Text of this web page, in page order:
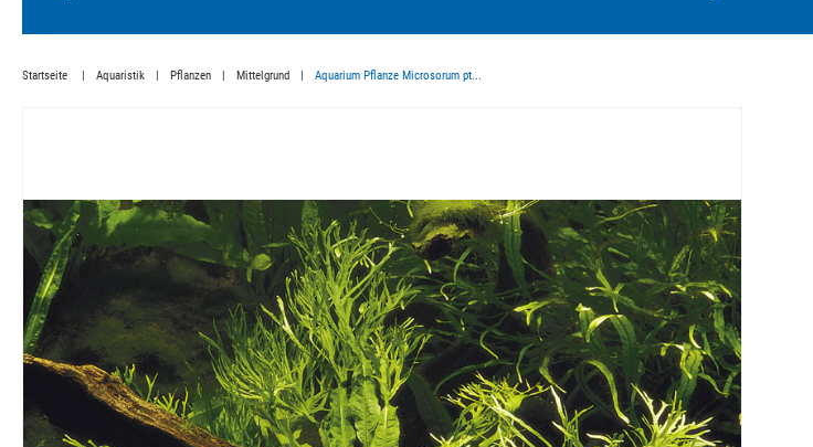
Startseite Aquaristik Pflanzen Mittelgrund Aquarium Pflanze Microsorum pt...